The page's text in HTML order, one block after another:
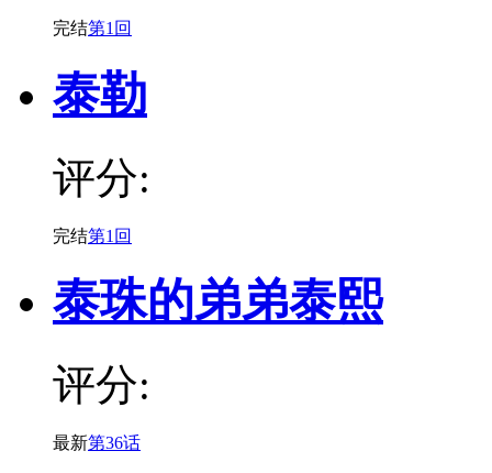
完结第1回
泰勒
评分:
完结第1回
泰珠的弟弟泰熙
评分:
最新第36话